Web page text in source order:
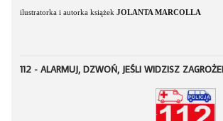
ilustratorka i autorka książek JOLANTA MARCOLLA
112 - ALARMUJ, DZWOŃ, JEŚLI WIDZISZ